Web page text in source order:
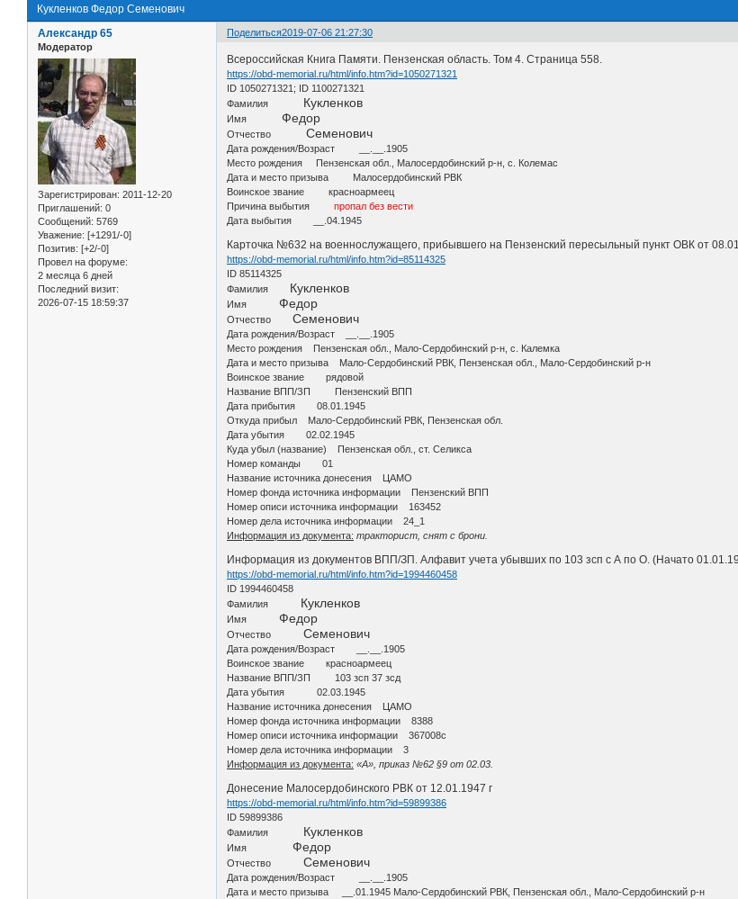
Кукленков Федор Семенович
Поделиться2019-07-06 21:27:30
Александр 65
Модератор
Зарегистрирован: 2011-12-20
Приглашений: 0
Сообщений: 5769
Уважение: [+1291/-0]
Позитив: [+2/-0]
Провел на форуме:
2 месяца 6 дней
Последний визит:
2026-07-15 18:59:37
Всероссийская Книга Памяти. Пензенская область. Том 4. Страница 558.
https://obd-memorial.ru/html/info.htm?id=1050271321
ID 1050271321; ID 1100271321
Фамилия Кукленков
ИмяФедор
ОтчествоСеменович
Дата рождения/Возраст __.__.1905
Место рождения Пензенская обл., Малосердобинский р-н, с. Колемас
Дата и место призыва Малосердобинский РВК
Воинское звание красноармеец
Причина выбытияпропал без вести
Дата выбытия __.04.1945
Карточка №632 на военнослужащего, прибывшего на Пензенский пересыльный пункт ОВК от
https://obd-memorial.ru/html/info.htm?id=85114325
ID 85114325
Фамилия Кукленков
ИмяФедор
ОтчествоСеменович
Дата рождения/Возраст __.__.1905
Место рождения Пензенская обл., Мало-Сердобинский р-н, с. Калемка
Дата и место призыва Мало-Сердобинский РВК, Пензенская обл., Мало-Сердобинский р-н
Воинское звание рядовой
Название ВПП/ЗП Пензенский ВПП
Дата прибытия 08.01.1945
Откуда прибыл Мало-Сердобинский РВК, Пензенская обл.
Дата убытия 02.02.1945
Куда убыл (название) Пензенская обл., ст. Селикса
Номер команды 01
Название источника донесения ЦАМО
Номер фонда источника информации Пензенский ВПП
Номер описи источника информации 163452
Номер дела источника информации 24_1
Информация из документа: тракторист, снят с брони.
Информация из документов ВПП/ЗП. Алфавит учета убывших по 103 зсп с А по О. (Начато
https://obd-memorial.ru/html/info.htm?id=1994460458
ID 1994460458
Фамилия Кукленков
ИмяФедор
ОтчествоСеменович
Дата рождения/Возраст __.__.1905
Воинское звание красноармеец
Название ВПП/ЗП 103 зсп 37 зсд
Дата убытия 02.03.1945
Название источника донесения ЦАМО
Номер фонда источника информации 8388
Номер описи источника информации 367008с
Номер дела источника информации 3
Информация из документа: «А», приказ №62 §9 от 02.03.
Донесение Малосердобинского РВК от 12.01.1947 г
https://obd-memorial.ru/html/info.htm?id=59899386
ID 59899386
Фамилия Кукленков
ИмяФедор
ОтчествоСеменович
Дата рождения/Возраст __.__.1905
Дата и место призыва __.01.1945 Мало-Сердобинский РВК, Пензенская обл., Мало-Сердобинский р-н